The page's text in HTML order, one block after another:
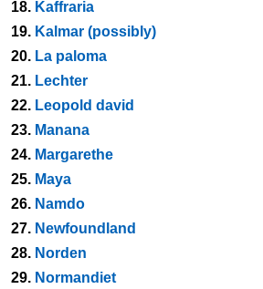
18. Kaffraria
19. Kalmar (possibly)
20. La paloma
21. Lechter
22. Leopold david
23. Manana
24. Margarethe
25. Maya
26. Namdo
27. Newfoundland
28. Norden
29. Normandiet